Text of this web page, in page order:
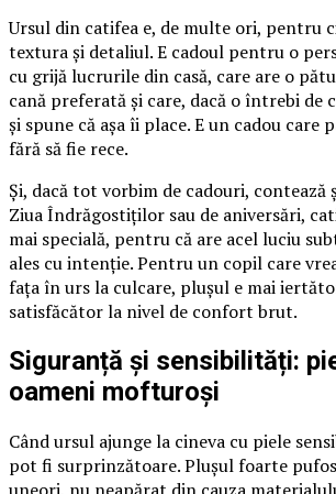
Ursul din catifea e, de multe ori, pentru
textura și detaliul. E cadoul pentru o
cu grijă lucrurile din casă, care are o
cană preferată și care, dacă o întrebi de
și spune că așa îi place. E un cadou care
fără să fie rece.
Și, dacă tot vorbim de cadouri, contează
Ziua Îndrăgostiților sau de aniversări,
mai specială, pentru că are acel luciu
ales cu intenție. Pentru un copil care
fața în urs la culcare, plușul e mai
satisfăcător la nivel de confort brut.
Siguranță și sensibilități:
oameni mofturoși
Când ursul ajunge la cineva cu piele
pot fi surprinzătoare. Plușul foarte